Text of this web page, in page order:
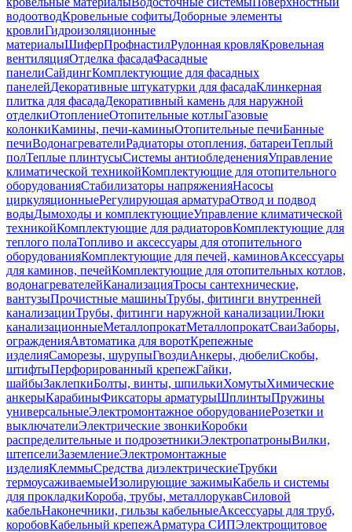
водоотводКровельные софитыДоборные элементы
кровлиГидроизоляционные
материалыШиферПрофнастилРулонная кровляКровельная
вентиляцияОтделка фасадаФасадные
панелиСайдингКомплектующие для фасадных
панелейДекоративные штукатурки для фасадаКлинкерная
плитка для фасадаДекоративный камень для наружной
отделкиОтоплениеОтопительные котлыГазовые
колонкиКамины, печи-каминыОтопительные печиБанные
печиВодонагревателиРадиаторы отопления, батареиТеплый
полТеплые плинтусыСистемы антиобледененияУправление
климатической техникойКомплектующие для отопительного
оборудованияСтабилизаторы напряженияНасосы
циркуляционныеРегулирующая арматураОтвод и подвод
водыДымоходы и комплектующиеУправление климатической
техникойКомплектующие для радиаторовКомплектующие для
теплого полаТопливо и аксессуары для отопительного
оборудованияКомплектующие для печей, каминовАксессуары
для каминов, печейКомплектующие для отопительных котлов,
водонагревателейКанализацияТросы сантехнические,
вантузыПрочистные машиныТрубы, фитинги внутренней
канализацииТрубы, фитинги наружной канализацииЛюки
канализационныеМеталлопрокатМеталлопрокатСваиЗаборы,
огражденияАвтоматика для воротКрепежные
изделияСаморезы, шурупыГвоздиАнкеры, дюбелиСкобы,
штифтыПерфорированный крепежГайки,
шайбыЗаклепкиБолты, винты, шпилькиХомутыХимические
анкерыКарабиныФиксаторы арматурыШплинтыПружины
универсальныеЭлектромонтажное оборудованиеРозетки и
выключателиЭлектрические звонкиКоробки
распределительные и подрозетникиЭлектропатроныВилки,
штепселиЗаземлениеЭлектромонтажные
изделияКлеммыСредства диэлектрическиеТрубки
термоусаживаемыеИзолирующие зажимыКабель и системы
для прокладкиКороба, трубы, металлорукавСиловой
кабельНаконечники, гильзы кабельныеАксессуары для труб,
коробовКабельный крепежАрматура СИПЭлектрощитовое